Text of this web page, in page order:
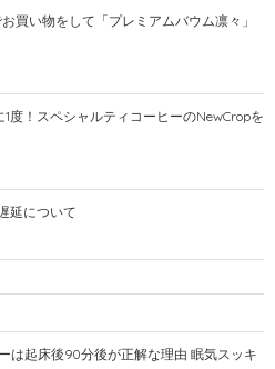
買い物をして「プレミアムバウム凛々」
1度！スペシャルティコーヒーのNewCropを
延について
は起床後90分後が正解な理由 眠気スッキ